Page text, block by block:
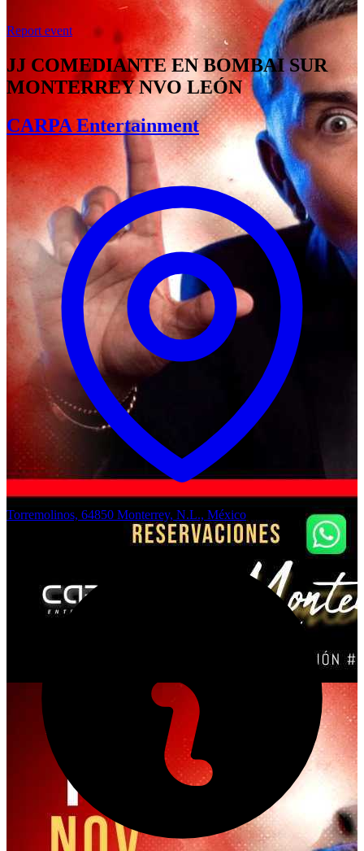
Report event
JJ COMEDIANTE EN BOMBAI SUR
MONTERREY NVO LEÓN
CARPA Entertainment
Torremolinos, 64850 Monterrey, N.L., México